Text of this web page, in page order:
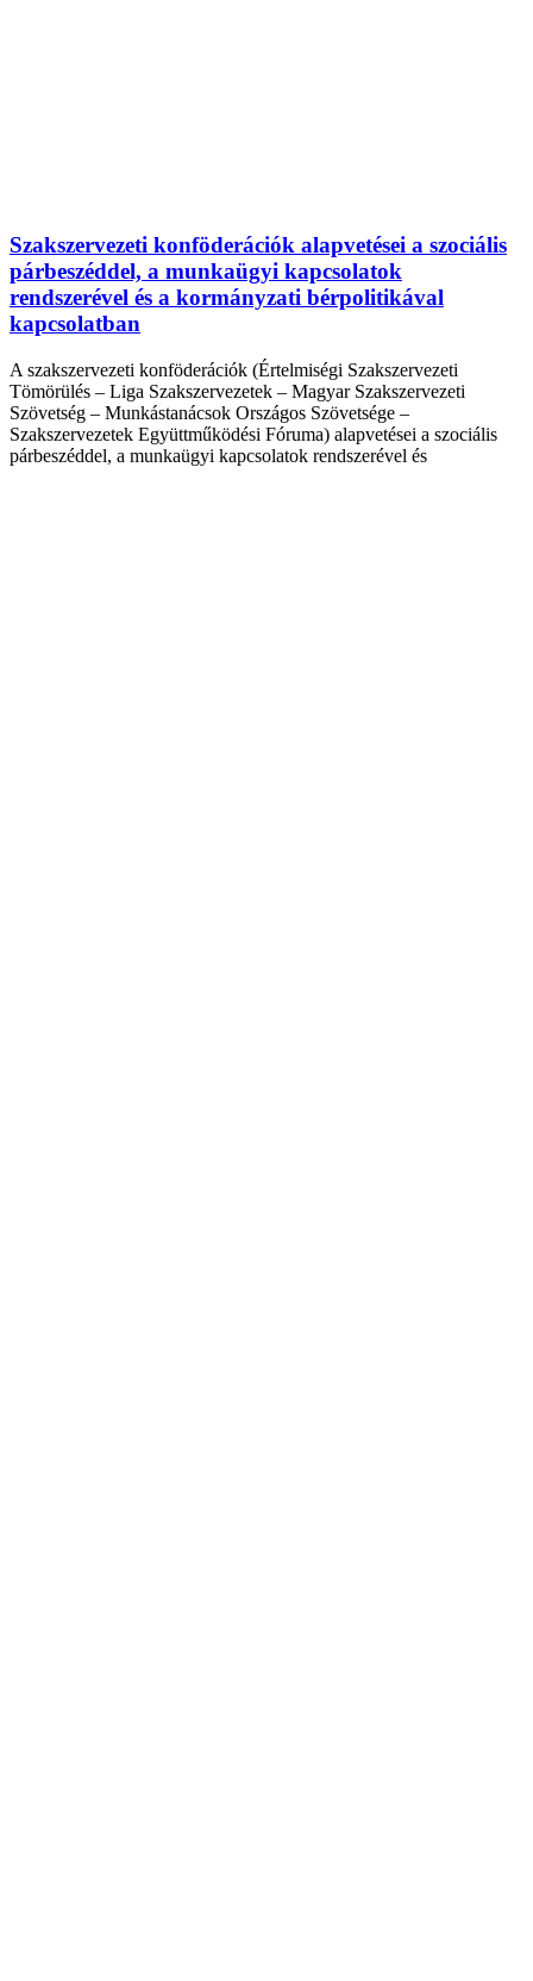
Szakszervezeti konföderációk alapvetései a szociális
párbeszéddel, a munkaügyi kapcsolatok
rendszerével és a kormányzati bérpolitikával
kapcsolatban
A szakszervezeti konföderációk (Értelmiségi Szakszervezeti
Tömörülés – Liga Szakszervezetek – Magyar Szakszervezeti
Szövetség – Munkástanácsok Országos Szövetsége –
Szakszervezetek Együttműködési Fóruma) alapvetései a szociális
párbeszéddel, a munkaügyi kapcsolatok rendszerével és